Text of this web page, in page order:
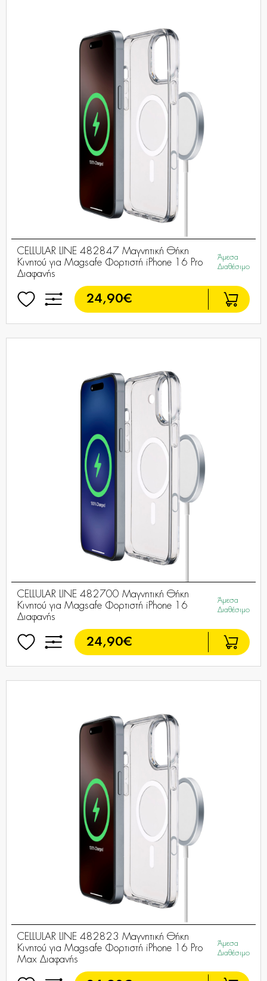
CELLULAR LINE 482847 Μαγνητική Θήκη
Κινητού για Magsafe Φορτιστή iPhone 16 Pro
Διαφανής
Άμεσα
Διαθέσιμο
24,90€
CELLULAR LINE 482700 Μαγνητική Θήκη
Κινητού για Magsafe Φορτιστή iPhone 16
Διαφανής
Άμεσα
Διαθέσιμο
24,90€
CELLULAR LINE 482823 Μαγνητική Θήκη
Κινητού για Magsafe Φορτιστή iPhone 16 Pro
Max Διαφανής
Άμεσα
Διαθέσιμο